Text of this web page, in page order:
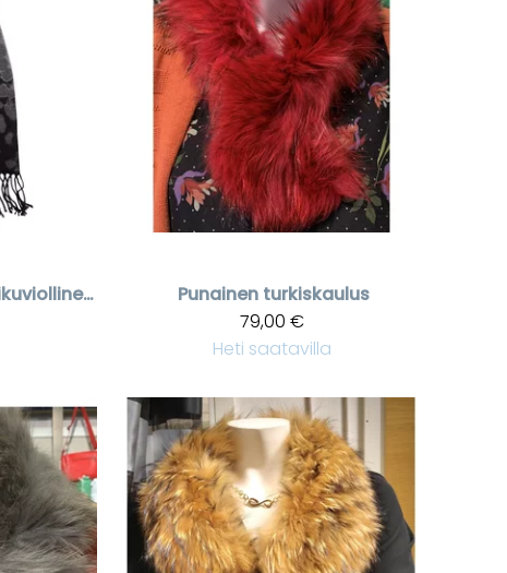
Musta/harmaa leopardikuviollinen huivi
Punainen turkiskaulus
79,00 €
Heti saatavilla